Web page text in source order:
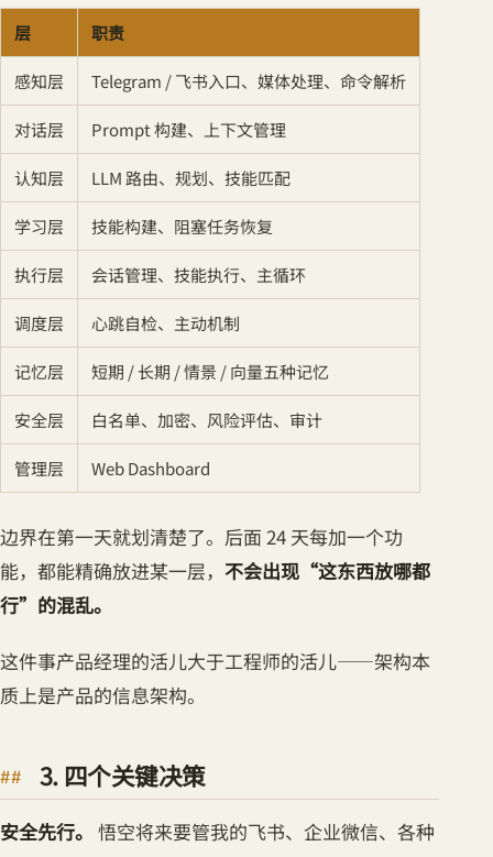
层 职责
感知层 Telegram / 飞书入口、媒体处理、命令解析
对话层 Prompt 构建、上下文管理
认知层 LLM 路由、规划、技能匹配
学习层 技能构建、阻塞任务恢复
执行层 会话管理、技能执行、主循环
调度层 心跳自检、主动机制
记忆层 短期 / 长期 / 情景 / 向量五种记忆
安全层 白名单、加密、风险评估、审计
管理层 Web Dashboard
边界在第一天就划清楚了。后面 24 天每加一个功
能，都能精确放进某一层， 不会出现“这东西放哪都
行”的混乱。
这件事产品经理的活儿大于工程师的活儿——架构本
质上是产品的信息架构。
3. 四个关键决策
安全先行。 悟空将来要管我的飞书、企业微信、各种